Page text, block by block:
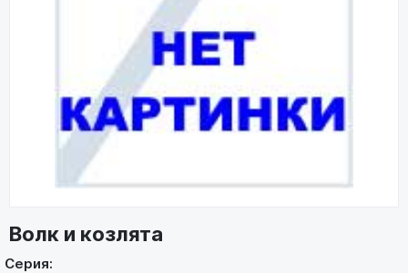
Волк и козлята
Серия: